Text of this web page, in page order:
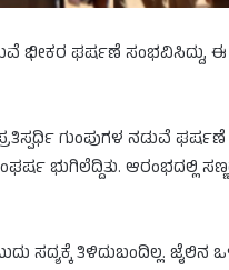
ಭೀಕರ ಘರ್ಷಣೆ ಸಂಭವಿಸಿದ್ದು, ಈ
ಗುಂಪುಗಳ ನಡುವೆ ಘರ್ಷಣೆ
ಭುಗಿಲೆದ್ದಿತು. ಆರಂಭದಲ್ಲಿ
ಸದ್ಯಕ್ಕೆ ತಿಳಿದುಬಂದಿಲ್ಲ. ಜೈಲಿನ